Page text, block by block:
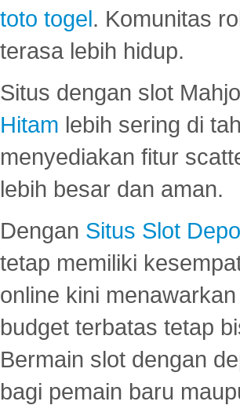
toto togel. Komunitas
terasa lebih hidup.
Situs dengan slot
Hitam lebih sering di
menyediakan fitur
lebih besar dan aman.
Dengan Situs Slot
tetap memiliki
online kini
budget terbatas tetap
Bermain slot dengan
bagi pemain baru